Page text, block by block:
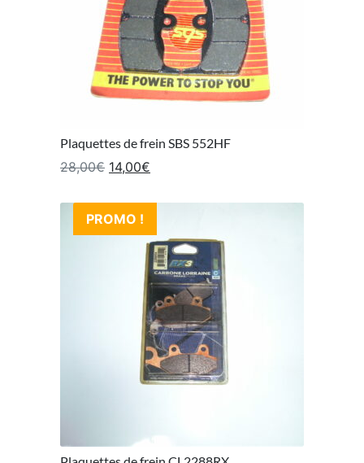
Plaquettes de frein SBS 552HF
28,00€ Le prix initial était : 28,00€.
14,00€
PROMO !